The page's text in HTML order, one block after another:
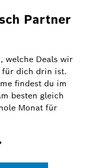
Partner
welche Deals wir
für dich drin ist.
findest du im
besten gleich
Monat für